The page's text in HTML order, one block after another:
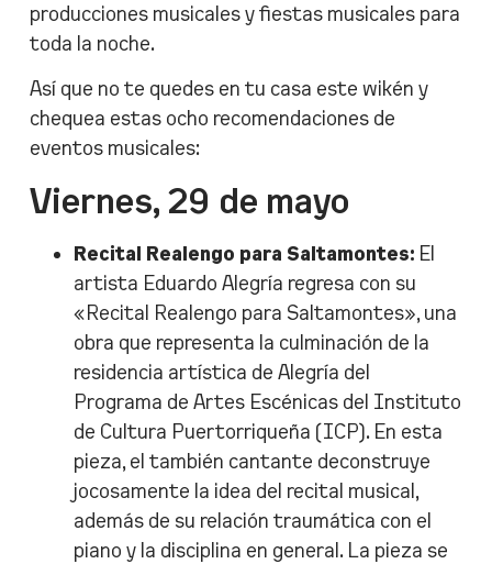
producciones musicales y fiestas musicales para
toda la noche.
Así que no te quedes en tu casa este wikén y
chequea estas ocho recomendaciones de
eventos musicales:
Viernes, 29 de mayo
Recital Realengo para Saltamontes: El
artista Eduardo Alegría regresa con su
«Recital Realengo para Saltamontes», una
obra que representa la culminación de la
residencia artística de Alegría del
Programa de Artes Escénicas del Instituto
de Cultura Puertorriqueña (ICP). En esta
pieza, el también cantante deconstruye
jocosamente la idea del recital musical,
además de su relación traumática con el
piano y la disciplina en general. La pieza se